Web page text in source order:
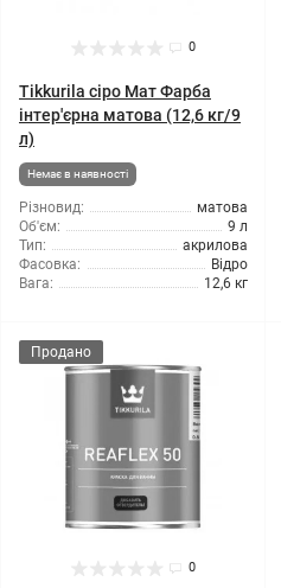
0
Tikkurila сіро Мат Фарба
інтер'єрна матова (12,6 кг/9
л)
Немає в наявності
Різновид:
матова
Об'єм:
9 л
Тип:
акрилова
Фасовка:
Відро
Вага:
12,6 кг
Продано
0